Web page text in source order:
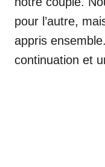
pour l’autre,
appris
continuation et